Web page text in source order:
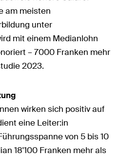
am meisten
unter
mit einem Medianlohn
– 7000 Franken mehr
2023.
wirken sich positiv auf
eine Leiter:in
von 5 bis 10
18'100 Franken mehr als